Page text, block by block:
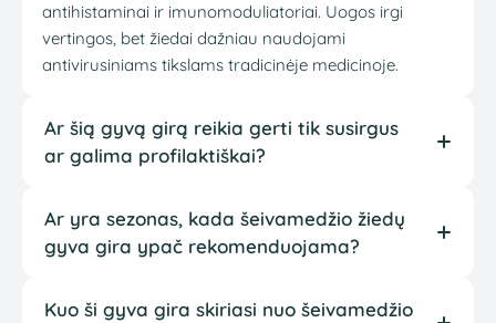
antihistaminai ir imunomoduliatoriai. Uogos irgi
vertingos, bet žiedai dažniau naudojami
antivirusiniams tikslams tradicinėje medicinoje.
Ar šią gyvą girą reikia gerti tik susirgus
ar galima profilaktiškai?
Ar yra sezonas, kada šeivamedžio žiedų
gyva gira ypač rekomenduojama?
Kuo ši gyva gira skiriasi nuo šeivamedžio